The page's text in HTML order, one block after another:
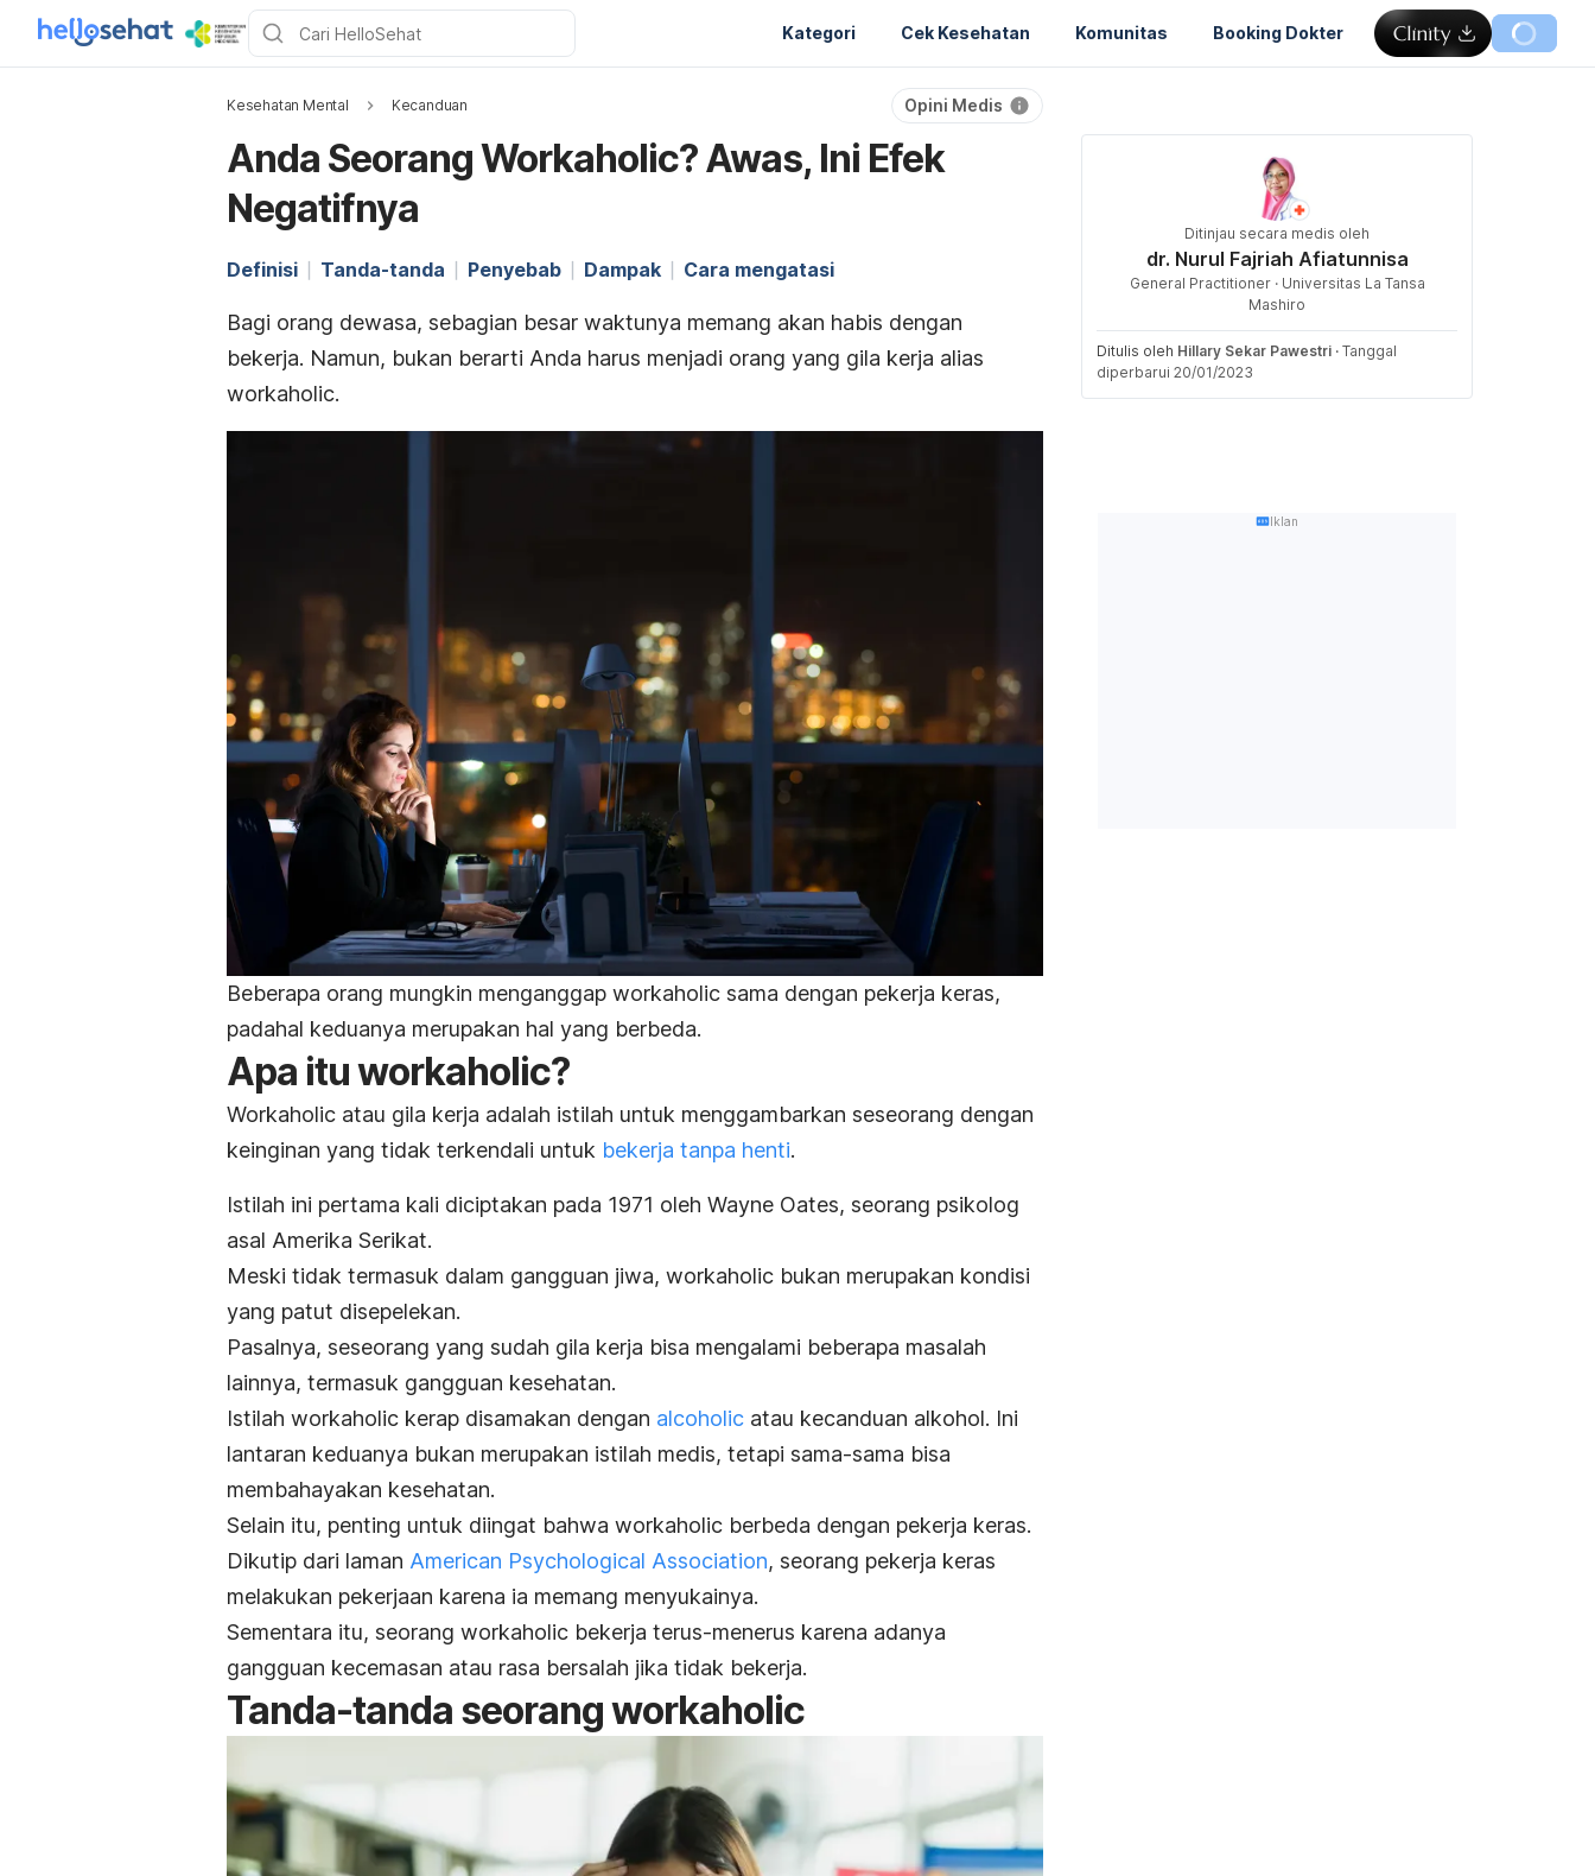
Kategori Cek Kesehatan Komunitas Booking Dokter
Kesehatan Mental Kecanduan Opini Medis
Anda Seorang Workaholic? Awas, Ini Efek
Negatifnya
Definisi Tanda-tanda Penyebab Dampak Cara mengatasi
Bagi orang dewasa, sebagian besar waktunya memang akan habis dengan
bekerja. Namun, bukan berarti Anda harus menjadi orang yang gila kerja alias
workaholic.
Beberapa orang mungkin menganggap workaholic sama dengan pekerja keras,
padahal keduanya merupakan hal yang berbeda.
Apa ituworkaholic?
Workaholic atau gila kerja adalah istilah untuk menggambarkan seseorang dengan
keinginan yang tidak terkendali untuk bekerja tanpa henti.
Istilah ini pertama kali diciptakan pada 1971 oleh Wayne Oates, seorang psikolog
asal Amerika Serikat.
Meski tidak termasuk dalam gangguan jiwa, workaholic bukan merupakan kondisi
yang patut disepelekan.
Pasalnya, seseorang yang sudah gila kerja bisa mengalami beberapa masalah
lainnya, termasuk gangguan kesehatan.
Istilah workaholic kerap disamakan dengan alcoholic atau kecanduan alkohol. Ini
lantaran keduanya bukan merupakan istilah medis, tetapi sama-sama bisa
membahayakan kesehatan.
Selain itu, penting untuk diingat bahwa workaholic berbeda dengan pekerja keras.
Dikutip dari laman American Psychological Association, seorang pekerja keras
melakukan pekerjaan karena ia memang menyukainya.
Sementara itu, seorang workaholic bekerja terus-menerus karena adanya
gangguan kecemasan atau rasa bersalah jika tidak bekerja.
Tanda-tanda seorangworkaholic
Ditinjau secara medis oleh
dr. Nurul Fajriah Afiatunnisa
General Practitioner · Universitas La Tansa
Mashiro
Ditulis oleh Hillary Sekar Pawestri · Tanggal
diperbarui 20/01/2023
Iklan